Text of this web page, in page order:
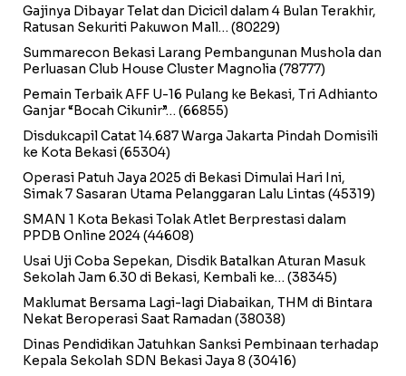
Gajinya Dibayar Telat dan Dicicil dalam 4 Bulan Terakhir,
Ratusan Sekuriti Pakuwon Mall… (80229)
Summarecon Bekasi Larang Pembangunan Mushola dan
Perluasan Club House Cluster Magnolia (78777)
Pemain Terbaik AFF U-16 Pulang ke Bekasi, Tri Adhianto
Ganjar “Bocah Cikunir”… (66855)
Disdukcapil Catat 14.687 Warga Jakarta Pindah Domisili
ke Kota Bekasi(65304)
Operasi Patuh Jaya 2025 di Bekasi Dimulai Hari Ini,
Simak 7 Sasaran Utama Pelanggaran Lalu Lintas (45319)
SMAN 1 Kota Bekasi Tolak Atlet Berprestasi dalam
PPDB Online 2024(44608)
Usai Uji Coba Sepekan, Disdik Batalkan Aturan Masuk
Sekolah Jam 6.30 di Bekasi, Kembali ke… (38345)
Maklumat Bersama Lagi-lagi Diabaikan, THM di Bintara
Nekat Beroperasi Saat Ramadan (38038)
Dinas Pendidikan Jatuhkan Sanksi Pembinaan terhadap
Kepala Sekolah SDN Bekasi Jaya 8 (30416)